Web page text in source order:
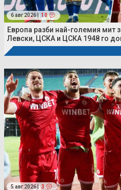
6 авг 2026 | 10
Европа разби най-големия мит
Левски, ЦСКА и ЦСКА 1948 го
5 авг 2026 | 3